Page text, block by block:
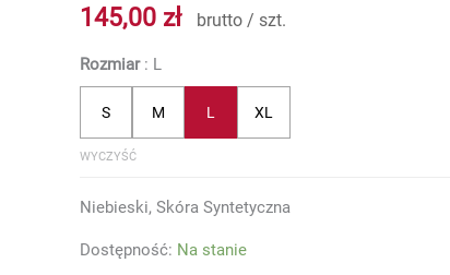
145,00 zł brutto / szt.
Rozmiar L
S M L XL
WYCZYŚĆ
Niebieski, Skóra Syntetyczna
Dostępność: Na stanie
MMA,
XPUNCH
GuardianBLUE,
Niebieski